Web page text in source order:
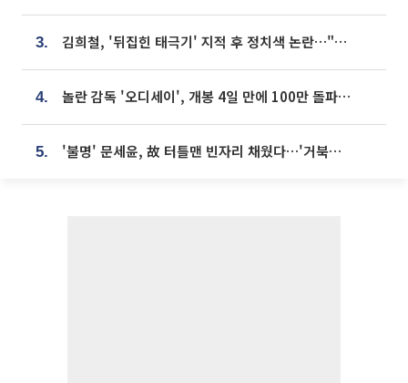
3. 김희철, '뒤집힌 태극기' 지적 후 정치색 논란…"좌우 떠나 우리나라 국기"
4. 놀란 감독 '오디세이', 개봉 4일 만에 100만 돌파⋯'왕사남' 보다 빠르다
5. '불명' 문세윤, 故 터틀맨 빈자리 채웠다…'거북이' 눈물의 최종 우승